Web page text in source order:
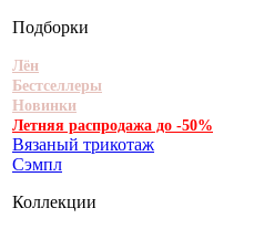
Подборки
Лён
Бестселлеры
Новинки
Летняя распродажа до -50%
Вязаный трикотаж
Сэмпл
Коллекции